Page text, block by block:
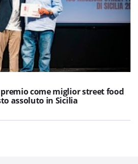
come miglior street food
assoluto in Sicilia